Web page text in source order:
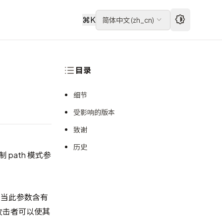
⌘K 简体中文(zh_cn)
path 模式参
此参数含有
击者可以使其
目录
细节
受影响的版本
致谢
历史